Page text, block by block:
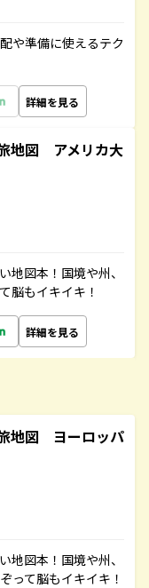
や準備に使えるテク
詳細を見る
地図 アメリカ大
地図本！国境や州、
脳もイキイキ！
詳細を見る
地図 ヨーロッパ
地図本！国境や州、
って脳もイキイキ！